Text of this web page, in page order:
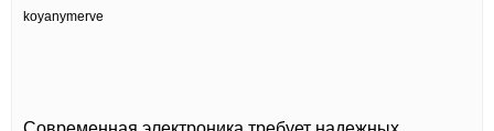
koyanymerve